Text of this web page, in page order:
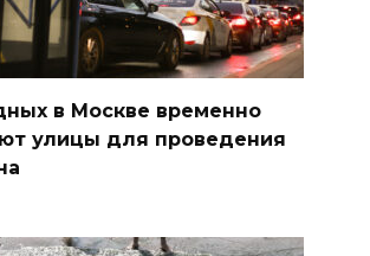
в Москве временно
улицы для проведения